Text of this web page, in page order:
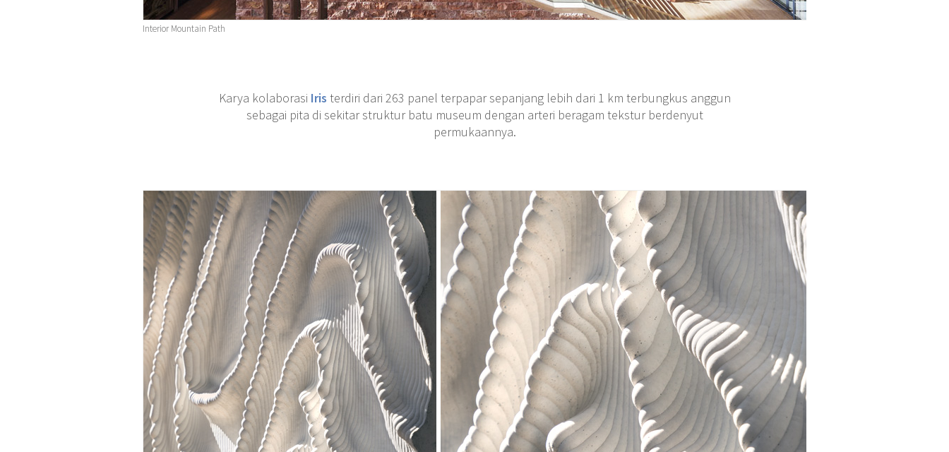
Interior Mountain Path
Karya kolaborasi Iris terdiri dari 263 panel terpapar sepanjang lebih dari 1 km terbungkus anggun
sebagai pita di sekitar struktur batu museum dengan arteri beragam tekstur berdenyut
permukaannya.